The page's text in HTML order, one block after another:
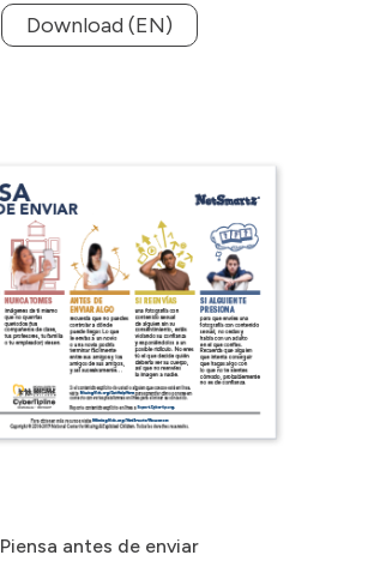
Download (EN)
Piensa antes de enviar